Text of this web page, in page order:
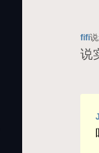
fifi
说